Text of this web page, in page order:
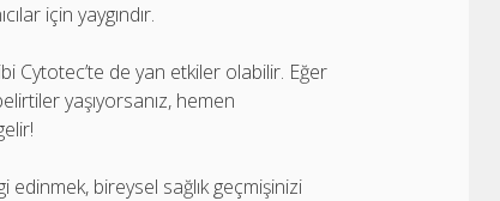
için yaygındır.
Cytotec’te de yan etkiler olabilir. Eğer
yaşıyorsanız, hemen
edinmek, bireysel sağlık geçmişinizi